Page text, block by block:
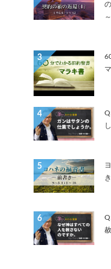
3
4
5
6